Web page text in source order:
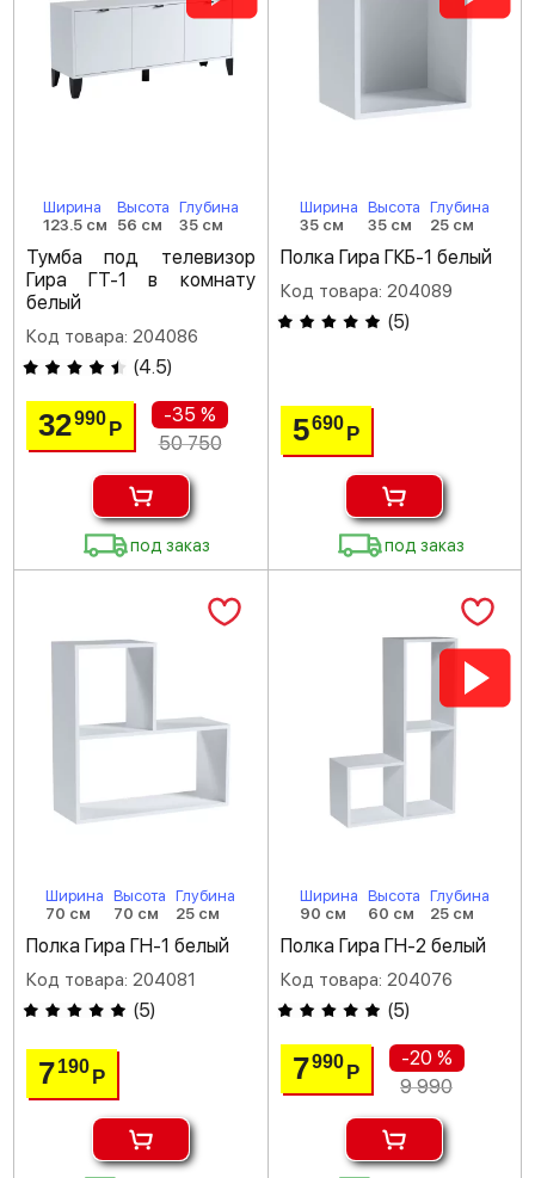
Ширина
123.5 см
Высота
56 см
Глубина
35 см
Тумба под телевизор
Гира ГТ-1 в комнату
белый
Код товара: 204086
(4.5)
32990Р
-35 %
50 750
под заказ
Ширина
35 см
Высота
35 см
Глубина
25 см
Полка Гира ГКБ-1 белый
Код товара: 204089
(5)
5690 Р
под заказ
Ширина
70 см
Высота
70 см
Глубина
25 см
Полка Гира ГН-1 белый
Код товара: 204081
(5)
7190Р
Ширина
90 см
Высота
60 см
Глубина
25 см
Полка Гира ГН-2 белый
Код товара: 204076
(5)
7990 Р
-20 %
9 990